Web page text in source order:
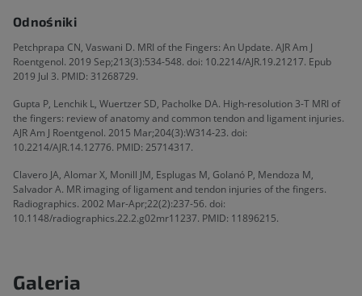
Odnośniki
Petchprapa CN, Vaswani D. MRI of the Fingers: An Update. AJR Am J
Roentgenol. 2019 Sep;213(3):534-548. doi: 10.2214/AJR.19.21217. Epub
2019 Jul 3. PMID: 31268729.
Gupta P, Lenchik L, Wuertzer SD, Pacholke DA. High-resolution 3-T MRI of
the fingers: review of anatomy and common tendon and ligament injuries.
AJR Am J Roentgenol. 2015 Mar;204(3):W314-23. doi:
10.2214/AJR.14.12776. PMID: 25714317.
Clavero JA, Alomar X, Monill JM, Esplugas M, Golanó P, Mendoza M,
Salvador A. MR imaging of ligament and tendon injuries of the fingers.
Radiographics. 2002 Mar-Apr;22(2):237-56. doi:
10.1148/radiographics.22.2.g02mr11237. PMID: 11896215.
Galeria